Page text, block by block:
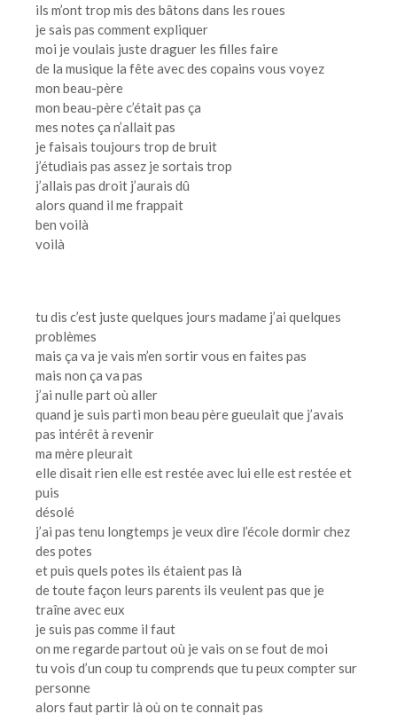
ils m’ont trop mis des bâtons dans les roues
je sais pas comment expliquer
moi je voulais juste draguer les filles faire
de la musique la fête avec des copains vous voyez
mon beau-père
mon beau-père c’était pas ça
mes notes ça n’allait pas
je faisais toujours trop de bruit
j’étudiais pas assez je sortais trop
j’allais pas droit j’aurais dû
alors quand il me frappait
ben voilà
voilà
tu dis c’est juste quelques jours madame j’ai quelques
problèmes
mais ça va je vais m’en sortir vous en faites pas
mais non ça va pas
j’ai nulle part où aller
quand je suis parti mon beau père gueulait que j’avais
pas intérêt à revenir
ma mère pleurait
elle disait rien elle est restée avec lui elle est restée et
puis
désolé
j’ai pas tenu longtemps je veux dire l’école dormir chez
des potes
et puis quels potes ils étaient pas là
de toute façon leurs parents ils veulent pas que je
traîne avec eux
je suis pas comme il faut
on me regarde partout où je vais on se fout de moi
tu vois d’un coup tu comprends que tu peux compter sur
personne
alors faut partir là où on te connait pas